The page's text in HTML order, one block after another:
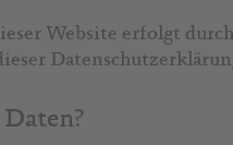
Website erfolgt